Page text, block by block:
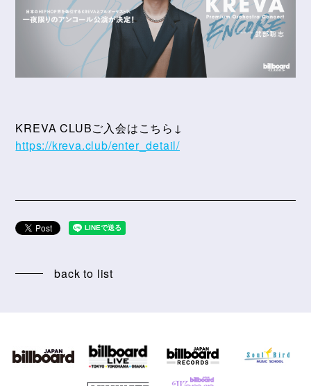
KREVA CLUBご入会はこちら↓
https://kreva.club/enter_detail/
back to list